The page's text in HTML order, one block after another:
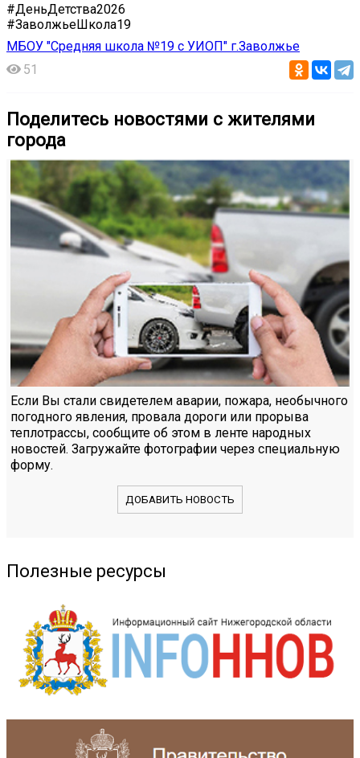
#ДеньДетства2026
#ЗаволжьеШкола19
МБОУ "Средняя школа №19 с УИОП" г.Заволжье
51
Поделитесь новостями с жителями
города
Если Вы стали свидетелем аварии, пожара, необычного
погодного явления, провала дороги или прорыва
теплотрассы, сообщите об этом в ленте народных
новостей. Загружайте фотографии через специальную
форму.
ДОБАВИТЬ НОВОСТЬ
Полезные ресурсы